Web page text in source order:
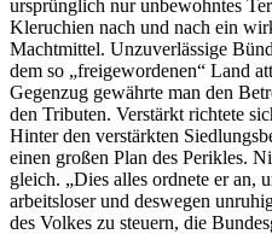
ursprünglich nur unbewohntes
Kleruchien nach und nach ein
Machtmittel. Unzuverlässige
dem so „freigewordenen“ Land
Gegenzug gewährte man den
den Tributen. Verstärkt richtete
Hinter den verstärkten
einen großen Plan des Perikles.
gleich. „Dies alles ordnete er an,
arbeitsloser und deswegen
des Volkes zu steuern, die